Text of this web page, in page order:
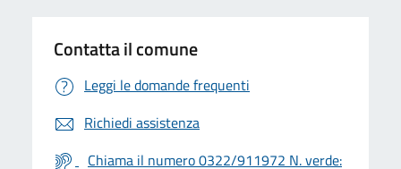
Contatta il comune
Leggi le domande frequenti
Richiedi assistenza
Chiama il numero 0322/911972 N. verde: